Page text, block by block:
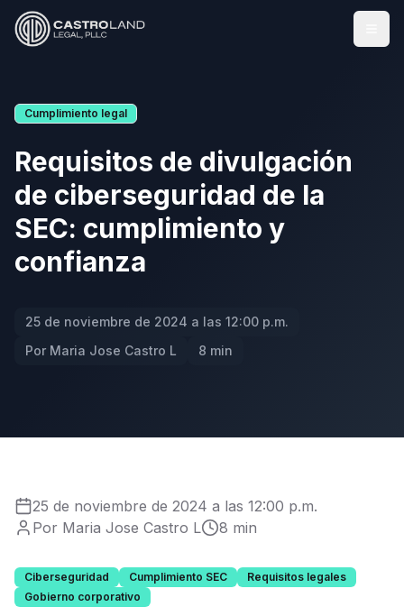
Cumplimiento legal
Requisitos de divulgación
de ciberseguridad de la
SEC: cumplimiento y
confianza
25 de noviembre de 2024 a las 12:00 p.m.
Por Maria Jose Castro L
8 min
25 de noviembre de 2024 a las 12:00 p.m.
Por Maria Jose Castro L
8 min
Ciberseguridad Cumplimiento SEC
Requisitos legales
Gobierno corporativo